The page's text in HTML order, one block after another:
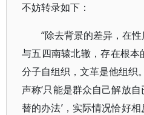
不妨转录如下：
“除去背景的差异，在
与五四南辕北辙，存在根
分子自组织，文革是他组织
声称‘只能是群众自己解放
替的办法’，实际情况恰好